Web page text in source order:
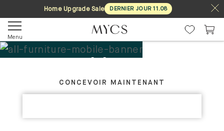
Home Upgrade Sale DERNIER JOUR 11.08
Menu
Tes meubles. Ton
design.CONCEVOIR MAINTENANT